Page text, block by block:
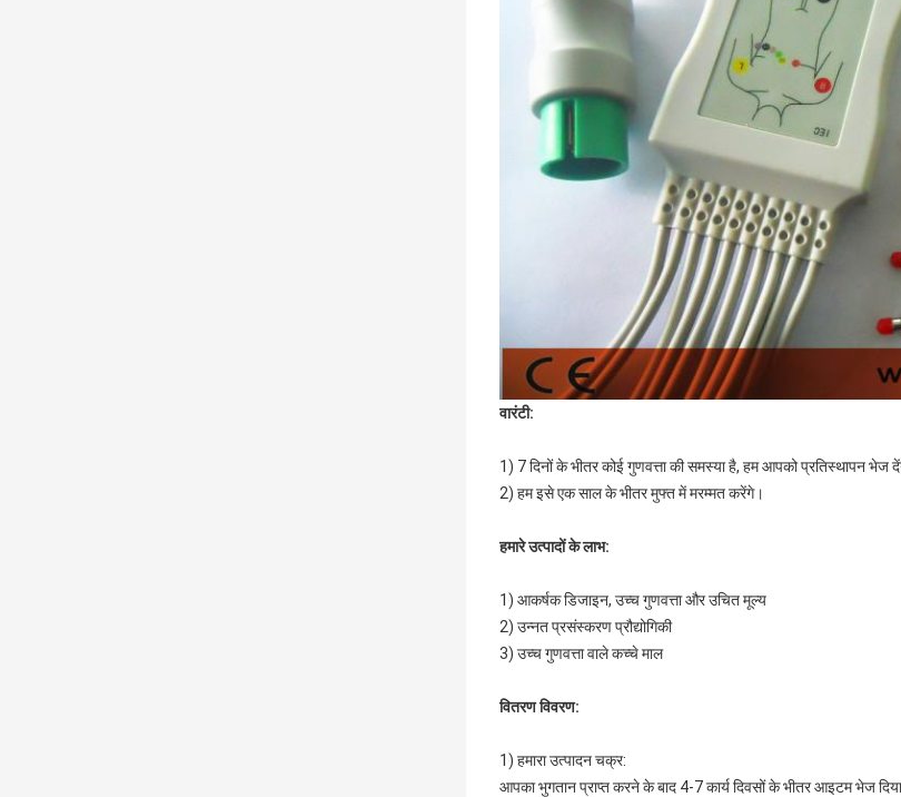
वारंटी:
1) 7 दिनों के भीतर कोई गुणवत्ता की समस्या है, हम आपको प्रतिस्थापन भेज
2) हम इसे एक साल के भीतर मुफ्त में मरम्मत करेंगे।
हमारे उत्पादों के लाभ:
1) आकर्षक डिजाइन, उच्च गुणवत्ता और उचित मूल्य
2) उन्नत प्रसंस्करण प्रौद्योगिकी
3) उच्च गुणवत्ता वाले कच्चे माल
वितरण विवरण:
1) हमारा उत्पादन चक्र:
आपका भुगतान प्राप्त करने के बाद 4-7 कार्य दिवसों के भीतर आइटम भेज